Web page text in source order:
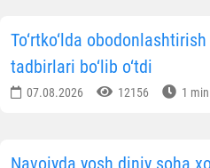
To‘rtko‘lda
tadbirlari bo‘lib o‘tdi
07.08.2026 12156 1 min.
Navoiyda yosh diniy soha